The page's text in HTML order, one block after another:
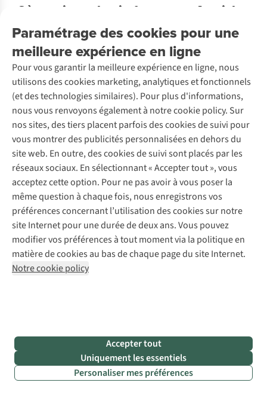
Où pratiquer la via ferrata en Autriche
?
Vias ferratas Robischlucht et Rongg Wasserfall
Klettersteig (à Gargellen et dans la vallée intra-
alpine du Montafon)
« Cette région est très propice à l’initiation à la via ferrata, y
compris pour lesfamilles avec des enfants. À partir de
Gargellen, vous pouvez emprunter deux petites via ferratas
longeant les parois d’une gorge. Au bout d’environ deux
heures, vous arriverez sur un sentier menant à unalpage
féeriqueponctué de fermes, où vous pourrez déguster des
plats locaux et profiter d’une vue imprenable sur les
montagnes. À peine une demi-heure de marche suffit pour
redescendre dans la vallée – l’idéal pour les petits
aventuriers. »
Découvrez la via ferrata Robischlucht
départ:
Gargellen
Paramétrage des cookies pour une
meilleure expérience en ligne
Pour vous garantir la meilleure expérience en ligne, nous
utilisons des cookies marketing, analytiques et fonctionnels
(et des technologies similaires). Pour plus d'informations,
nous vous renvoyons également à notre cookie policy. Sur
nos sites, des tiers placent parfois des cookies de suivi pour
vous montrer des publicités personnalisées en dehors du
site web. En outre, des cookies de suivi sont placés par les
réseaux sociaux. En sélectionnant « Accepter tout », vous
acceptez cette option. Pour ne pas avoir à vous poser la
même question à chaque fois, nous enregistrons vos
préférences concernant l’utilisation des cookies sur notre
site Internet pour une durée de deux ans. Vous pouvez
modifier vos préférences à tout moment via la politique en
matière de cookies au bas de chaque page du site Internet.
Notre cookie policy
Accepter tout
Uniquement les essentiels
Personaliser mes préférences